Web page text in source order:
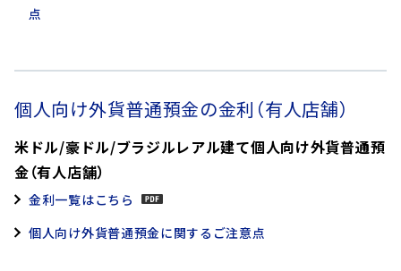
点
個人向け外貨普通預金の金利（有人店舗）
米ドル/豪ドル/ブラジルレアル建て個人向け外貨普通預
金（有人店舗）
金利一覧はこちら
個人向け外貨普通預金に関するご注意点